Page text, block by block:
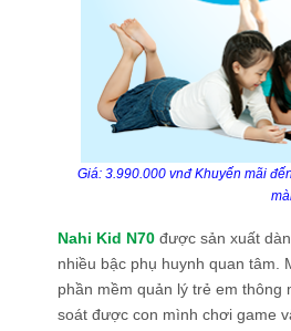
Giá: 3.990.000 vnđ Khuyến mãi
Nahi Kid N70 được sản xuất
nhiều bậc phụ huynh quan tâm.
phần mềm quản lý trẻ em thông
soát được con mình chơi game